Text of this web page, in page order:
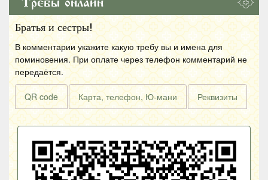
Братья и сестры!
В комментарии укажите какую требу вы и имена для
поминовения. При оплате через телефон комментарий не
передаётся.
QR code Карта, телефон, Ю-мани Реквизиты